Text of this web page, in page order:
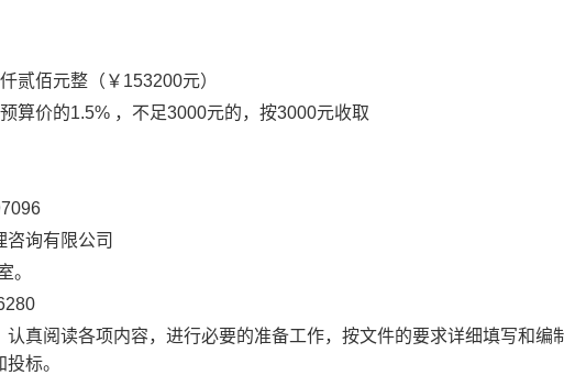
贰佰元整（￥153200元）
算价的1.5% ，不足3000元的，按3000元收取
询有限公司
。
真阅读各项内容，进行必要的准备工作，按文件的要求详细填写和编
标。